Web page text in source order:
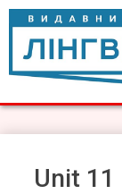
Skip
content
Видавництво
Видавництво
Unit 11